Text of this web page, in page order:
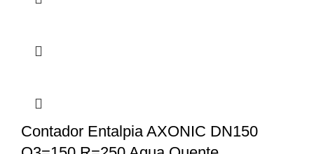
Contador Entalpia AXONIC DN150